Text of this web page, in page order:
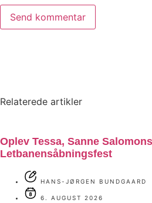
Relaterede artikler
Oplev Tessa, Sanne
Letbanensåbningsfest
HANS-JØRGEN BUNDGAARD
6. AUGUST 2026